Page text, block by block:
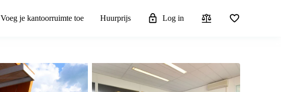
Voeg je kantoorruimte toe Huurprijs Log in